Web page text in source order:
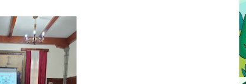
transformación del hospital Sor Juana Inés
de tambora con Fundecem
avances en visita del Consejo Legislativo